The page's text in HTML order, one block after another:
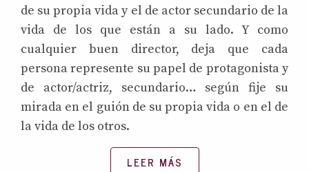
de su propia vida y el de actor secundario de la
vida de los que están a su lado. Y como
cualquier buen director, deja que cada
persona represente su papel de protagonista y
de actor/actriz, secundario… según fije su
mirada en el guión de su propia vida o en el de
la vida de los otros.
LEER MÁS